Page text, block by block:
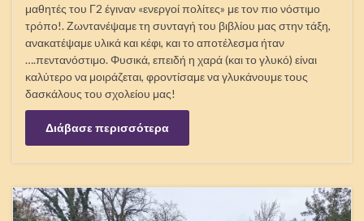
μαθητές του Γ2 έγιναν «ενεργοί πολίτες» με τον πιο νόστιμο
τρόπο!. Ζωντανέψαμε τη συνταγή του βιβλίου μας στην τάξη,
ανακατέψαμε υλικά και κέφι, και το αποτέλεσμα ήταν
….πεντανόστιμο. Φυσικά, επειδή η χαρά (και το γλυκό) είναι
καλύτερο να μοιράζεται, φροντίσαμε να γλυκάνουμε τους
δασκάλους του σχολείου μας!
Διάβασε περισσότερα